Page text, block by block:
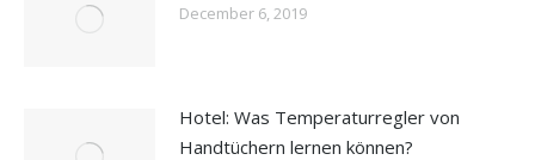
December 6, 2019
Hotel: Was Temperaturregler von
Handtüchern lernen können?